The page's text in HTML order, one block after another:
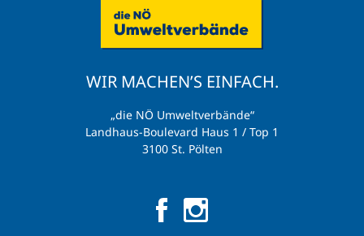
WIR MACHEN’S EINFACH.
„die NÖ Umweltverbände“
Landhaus-Boulevard Haus 1 / Top 1
3100 St. Pölten